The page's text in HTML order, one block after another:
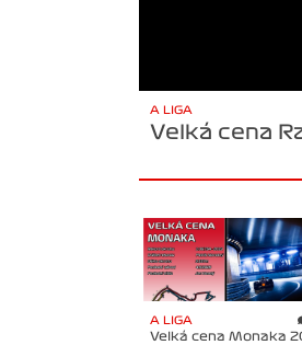
A LIGA
Velká cena
A LIGA
Velká cena Monaka